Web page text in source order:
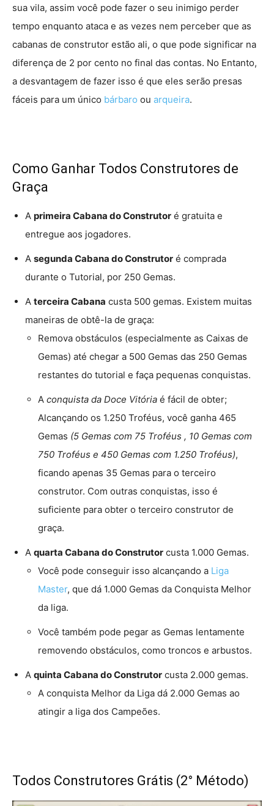
sua vila, assim você pode fazer o seu inimigo perder
tempo enquanto ataca e as vezes nem perceber que as
cabanas de construtor estão ali, o que pode significar na
diferença de 2 por cento no final das contas. No Entanto,
a desvantagem de fazer isso é que eles serão presas
fáceis para um único bárbaro ou arqueira.
Como Ganhar Todos Construtores de
Graça
A primeira Cabana do Construtor é gratuita e
entregue aos jogadores.
A segunda Cabana do Construtor é comprada
durante o Tutorial, por 250 Gemas.
A terceira Cabana custa 500 gemas. Existem muitas
maneiras de obtê-la de graça:
Remova obstáculos (especialmente as Caixas de
Gemas) até chegar a 500 Gemas das 250 Gemas
restantes do tutorial e faça pequenas conquistas.
A conquista da Doce Vitória é fácil de obter;
Alcançando os 1.250 Troféus, você ganha 465
Gemas (5 Gemas com 75 Troféus , 10 Gemas com
750 Troféus e 450 Gemas com 1.250 Troféus),
ficando apenas 35 Gemas para o terceiro
construtor. Com outras conquistas, isso é
suficiente para obter o terceiro construtor de
graça.
A quarta Cabana do Construtor custa 1.000 Gemas.
Você pode conseguir isso alcançando a Liga
Master, que dá 1.000 Gemas da Conquista Melhor
da liga.
Você também pode pegar as Gemas lentamente
removendo obstáculos, como troncos e arbustos.
A quinta Cabana do Construtor custa 2.000 gemas.
A conquista Melhor da Liga dá 2.000 Gemas ao
atingir a liga dos Campeões.
Todos Construtores Grátis (2° Método)